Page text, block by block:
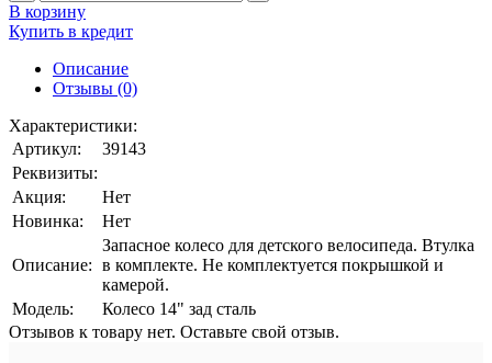
В корзину
Купить в кредит
Описание
Отзывы (0)
Характеристики:
Артикул:
39143
Реквизиты:
Акция:
Нет
Новинка:
Нет
Описание:
Запасное колесо для детского велосипеда. Втулка
в комплекте. Не комплектуется покрышкой и
камерой.
Модель:
Колесо 14" зад сталь
Отзывов к товару нет. Оставьте свой отзыв.